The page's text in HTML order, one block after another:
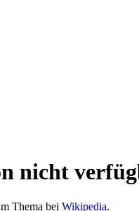
nicht
Thema bei Wikipedia.